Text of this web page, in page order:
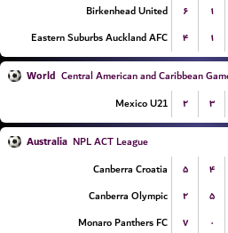
Birkenhead United
۶ ۱
Eastern Suburbs Auckland AFC
۴ ۱
World Central American and Caribbean
Mexico U21
۲ ۳
Australia NPL ACT League
Canberra Croatia
۵ ۴
Canberra Olympic
۲ ۵
Monaro Panthers FC
۷ ۰